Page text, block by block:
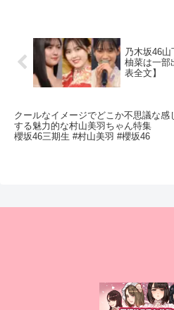
乃木坂46
柚菜は一部
表全文】
クールなイメージでどこか不思議な感
する魅力的な村山美羽ちゃん特
櫻坂46三期生 #村山美羽 #櫻坂46